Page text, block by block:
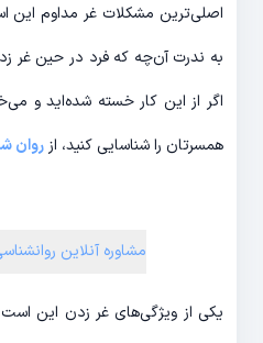
اصلی‌ترین مشکلات غر مداوم این
به ندرت آن‌چه که فرد در حین غر
اگر از این کار خسته شده‌اید و
همسرتان را شناسایی کنید، از روان
مشاوره آنلاین
یکی از ویژگی‌های غر زدن این است